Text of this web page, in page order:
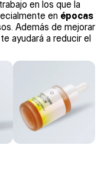
en los que la
en épocas
Además de mejorar
ayudará a reducir el